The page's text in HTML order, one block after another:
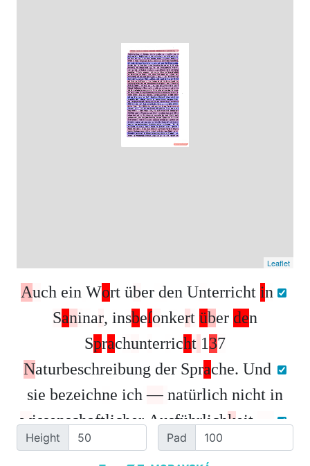
Leaflet
Auch ein Wort über den Unterricht in
Saninar, insbeſonkert über den
Sprachunterricht 137
Naturbeschreibung der Sprache. Und
sie bezeichne ich — natürlich nicht in
wissenschaftlicher Ausführlichkeit —
als den Semin ren unerläßlich
Height Pad